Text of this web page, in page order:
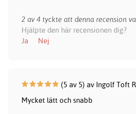
2 av 4 tyckte att denna recension
Hjälpte den här recensionen dig?
Ja
Nej
(5 av 5) av Ingolf Toft
Mycket lätt och snabb